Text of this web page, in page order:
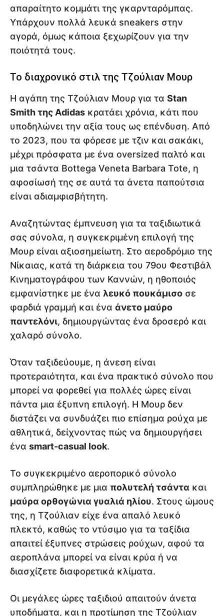
απαραίτητο κομμάτι της γκαρνταρόμπας.
Υπάρχουν πολλά λευκά sneakers στην
αγορά, όμως κάποια ξεχωρίζουν για την
ποιότητά τους.
Το διαχρονικό στιλ της Τζούλιαν Μουρ
Η αγάπη της Τζούλιαν Μουρ για τα Stan
Smith της Adidas κρατάει χρόνια, κάτι που
υποδηλώνει την αξία τους ως επένδυση. Από
το 2023, που τα φόρεσε με τζιν και σακάκι,
μέχρι πρόσφατα με ένα oversized παλτό και
μια τσάντα Bottega Veneta Barbara Tote, η
αφοσίωσή της σε αυτά τα άνετα παπούτσια
είναι αδιαμφισβήτητη.
Αναζητώντας έμπνευση για τα ταξιδιωτικά
σας σύνολα, η συγκεκριμένη επιλογή της
Μουρ είναι αξιοσημείωτη. Στο αεροδρόμιο της
Νίκαιας, κατά τη διάρκεια του 79ου Φεστιβάλ
Κινηματογράφου των Καννών, η ηθοποιός
εμφανίστηκε με ένα λευκό πουκάμισο σε
φαρδιά γραμμή και ένα άνετο μαύρο
παντελόνι, δημιουργώντας ένα δροσερό και
χαλαρό σύνολο.
Όταν ταξιδεύουμε, η άνεση είναι
προτεραιότητα, και ένα πρακτικό σύνολο που
μπορεί να φορεθεί για πολλές ώρες είναι
πάντα μια έξυπνη επιλογή. Η Μουρ δεν
διστάζει να συνδυάζει πιο επίσημα ρούχα με
αθλητικά, δείχνοντας πώς να δημιουργήσει
ένα smart-casual look.
Το συγκεκριμένο αεροπορικό σύνολο
συμπληρώθηκε με μια πολυτελή τσάντα και
μαύρα ορθογώνια γυαλιά ηλίου. Στους ώμους
της, η Τζούλιαν είχε ένα απαλό λευκό
πλεκτό, καθώς το ντύσιμο για τα ταξίδια
απαιτεί έξυπνες στρώσεις ρούχων, αφού τα
αεροπλάνα μπορεί να είναι κρύα ή να
διασχίζετε διαφορετικά κλίματα.
Οι μεγάλες ώρες ταξιδιού απαιτούν άνετα
υποδήματα, και η προτίμηση της Τζούλιαν